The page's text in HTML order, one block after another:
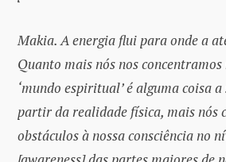
Makia. A energia flui para onde a
Quanto mais nós nos concentramos
‘mundo espiritual’ é alguma coisa
partir da realidade física, mais nós
obstáculos à nossa consciência no